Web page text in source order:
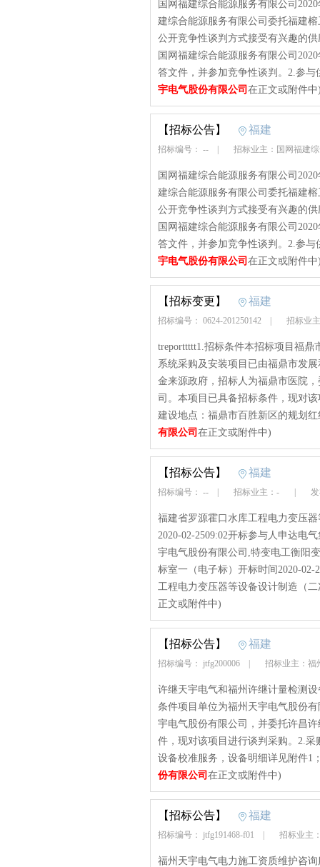
国网福建综合能源服务有限公司
建综合能源服务有限公司委托福建
公开竞争性谈判方式接受有兴趣的
国网福建综合能源服务有限公司
答文件，并参加竞争性谈判。2.参
宇电气股份有限公司 在正文或附件中
【招标公告】 福建
招标编号： -- 招标业主：国网福建
国网福建综合能源服务有限公司
建综合能源服务有限公司委托福建
公开竞争性谈判方式接受有兴趣的
国网福建综合能源服务有限公司
答文件，并参加竞争性谈判。2.参
宇电气股份有限公司 在正文或附件中
【招标变更】 福建
招标编号： 0624-201250142 招标业
treporttttt1.招标条件本招标项目福
系统采购及安装项目已由福鼎市发
金来源政府，招标人为福鼎市医院
司。本项目已具备招标条件，现对
建设地点：福鼎市百胜新区的规划
有限公司 在正文或附件中)
【招标公告】 福建
招标编号： -- 招标业主：- 发
福建省罗源霍口水库工程电力变压
2020-02-2509:02开标参与人申达电
宇电气股份有限公司,特变电工衡阳
标室一（电子标）开标时间2020-
工程电力变压器等设备设计制造（
正文或附件中)
【招标公告】 福建
招标编号： jtfg200006 招标业主：福
许继天宇电气和福州许继计量检测
条件项目单位为福州天宇电气股份
宇电气股份有限公司，并委托许昌
件，现对该项目进行谈判采购。2.
设备校准服务，设备明细详见附件1
份有限公司 在正文或附件中)
【招标公告】 福建
招标编号： jtfg191468-f01 招标业主
福州天宇电气电力施工资质维护咨